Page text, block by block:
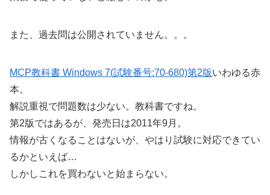
また、過去問は公開されていません。。。
MCP教科書 Windows 7(試験番号:70-680)第2版いわゆる赤
本。
解説重視で問題数は少ない。教科書ですね。
第2版ではあるが、発売日は2011年9月。
情報が古くなることはないが、やはり試験に対応できてい
るかといえば…
しかしこれを買わないと始まらない。